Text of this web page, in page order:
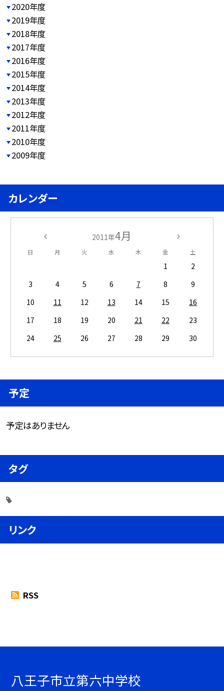
2020年度
2019年度
2018年度
2017年度
2016年度
2015年度
2014年度
2013年度
2012年度
2011年度
2010年度
2009年度
カレンダー
2011年4月
日 月 火 水 木 金 土
1
2
3
4 5 6 7 8
9
10
11 12 13 14 15
16
17
18 19 20 21 22
23
24
25 26 27 28 29 30
予定
予定はありません
タグ
リンク
RSS
八王子市立第六中学校